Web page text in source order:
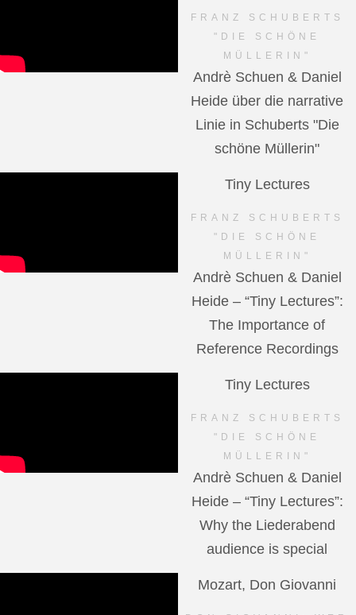
FRANZ SCHUBERTS
"DIE SCHÖNE
MÜLLERIN"
Andrè Schuen & Daniel
Heide über die narrative
Linie in Schuberts "Die
schöne Müllerin"
Tiny Lectures
FRANZ SCHUBERTS
"DIE SCHÖNE
MÜLLERIN"
Andrè Schuen & Daniel
Heide – “Tiny Lectures”:
The Importance of
Reference Recordings
Tiny Lectures
FRANZ SCHUBERTS
"DIE SCHÖNE
MÜLLERIN"
Andrè Schuen & Daniel
Heide – “Tiny Lectures”:
Why the Liederabend
audience is special
Mozart, Don Giovanni